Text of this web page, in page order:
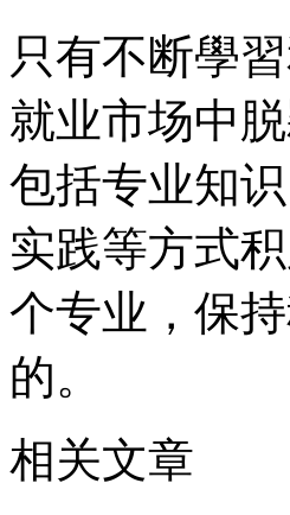
只有不断學
就业市场中
包括专业知
实践等方式
个专业，保
的。
相关文章